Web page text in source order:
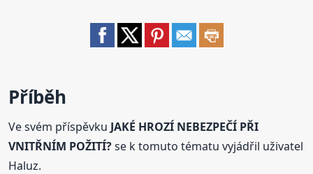
Příběh
Ve svém příspěvku JAKÉ HROZÍ NEBEZPEČÍ PŘI
VNITŘNÍM POŽITÍ?se k tomuto tématu vyjádřil uživatel
Haluz.